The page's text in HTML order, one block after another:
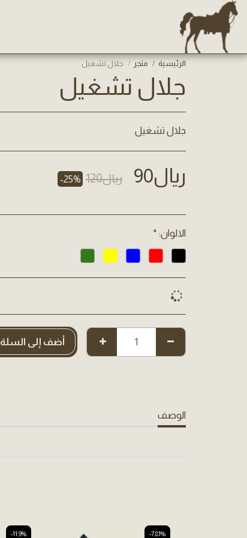
الرئيسية متجر جلال تشغيل
جلال تشغيل
جلال تشغيل
﷼90 ﷼120
-25%
الالوان: *
أضف إلى السلة
الوصف
-7.81%
-11.9%